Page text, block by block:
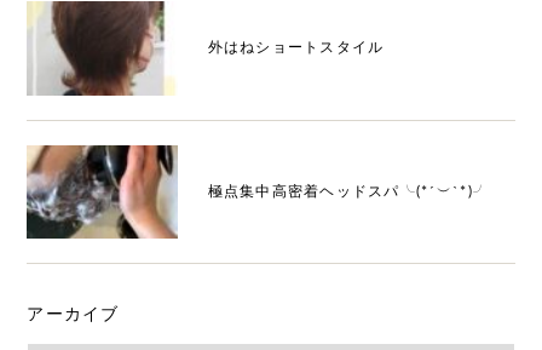
外はねショートスタイル
極点集中高密着ヘッドスパ╰(*´︶`*)╯
アーカイブ